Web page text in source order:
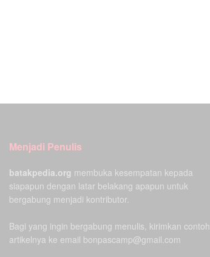
Menjadi Penulis
batakpedia.org membuka kesempatan kepada
siapapun dengan latar belakang apapun untuk
bergabung menjadi kontributor.
Bagi yang ingin bergabung menulis, kirimkan contoh
artikelnya ke email bonpascamp@gmail.com